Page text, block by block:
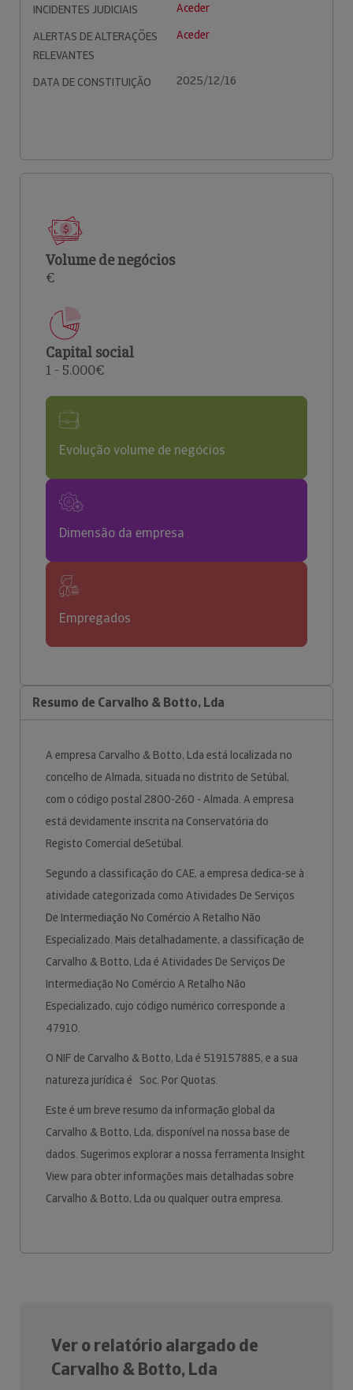
INCIDENTES JUDICIAIS
Aceder
ALERTAS DE ALTERAÇÕES
RELEVANTES
Aceder
DATA DE CONSTITUIÇÃO 2025/12/16
Volume de negócios
€
Capital social
1 - 5.000€
Evolução volume de negócios
Dimensão da empresa
Empregados
Resumo de Carvalho & Botto, Lda
A empresa Carvalho & Botto, Lda está localizada no
concelho de Almada, situada no distrito de Setúbal,
com o código postal 2800-260 - Almada. A empresa
está devidamente inscrita na Conservatória do
Registo Comercial deSetúbal.
Segundo a classificação do CAE, a empresa dedica-se à
atividade categorizada como Atividades De Serviços
De Intermediação No Comércio A Retalho Não
Especializado. Mais detalhadamente, a classificação de
Carvalho & Botto, Lda é Atividades De Serviços De
Intermediação No Comércio A Retalho Não
Especializado, cujo código numérico corresponde a
47910.
O NIF de Carvalho & Botto, Lda é 519157885, e a sua
natureza jurídica é Soc. Por Quotas.
Este é um breve resumo da informação global da
Carvalho & Botto, Lda, disponível na nossa base de
dados. Sugerimos explorar a nossa ferramenta Insight
View para obter informações mais detalhadas sobre
Carvalho & Botto, Lda ou qualquer outra empresa.
Ver o relatório alargado de
Carvalho & Botto, Lda